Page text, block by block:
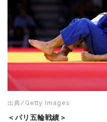
出典/Getty Images
＜パリ五輪戦績＞